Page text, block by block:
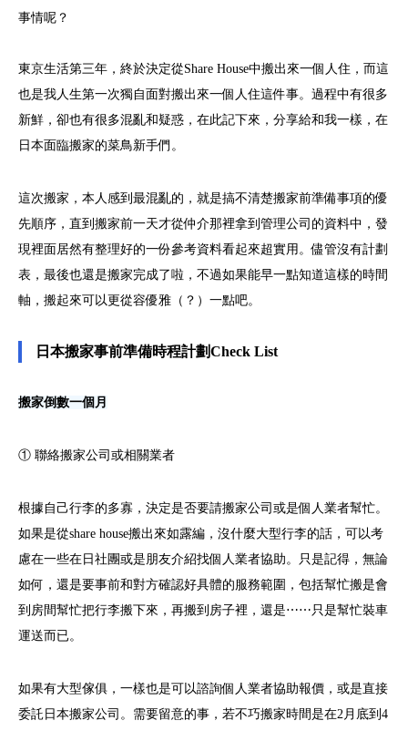
事情呢？
東京生活第三年，終於決定從Share House中搬出來一個人住，而這
也是我人生第一次獨自面對搬出來一個人住這件事。過程中有很多
新鮮，卻也有很多混亂和疑惑，在此記下來，分享給和我一樣，在
日本面臨搬家的菜鳥新手們。
這次搬家，本人感到最混亂的，就是搞不清楚搬家前準備事項的優
先順序，直到搬家前一天才從仲介那裡拿到管理公司的資料中，發
現裡面居然有整理好的一份參考資料看起來超實用。儘管沒有計劃
表，最後也還是搬家完成了啦，不過如果能早一點知道這樣的時間
軸，搬起來可以更從容優雅（？）一點吧。
日本搬家事前準備時程計劃Check List
搬家倒數一個月
① 聯絡搬家公司或相關業者
根據自己行李的多寡，決定是否要請搬家公司或是個人業者幫忙。
如果是從share house搬出來如露編，沒什麼大型行李的話，可以考
慮在一些在日社團或是朋友介紹找個人業者協助。只是記得，無論
如何，還是要事前和對方確認好具體的服務範圍，包括幫忙搬是會
到房間幫忙把行李搬下來，再搬到房子裡，還是⋯⋯只是幫忙裝車
運送而已。
如果有大型傢俱，一樣也是可以諮詢個人業者協助報價，或是直接
委託日本搬家公司。需要留意的事，若不巧搬家時間是在2月底到4